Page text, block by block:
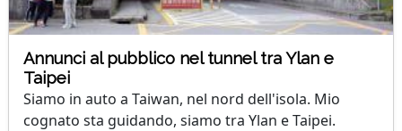
Annunci al pubblico nel tunnel tra Ylan e
Taipei
Siamo in auto a Taiwan, nel nord dell'isola. Mio
cognato sta guidando, siamo tra Ylan e Taipei.